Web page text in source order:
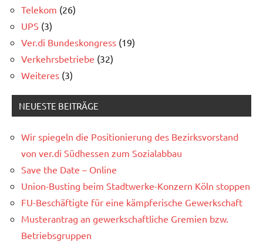
Telekom (26)
UPS (3)
Ver.di Bundeskongress (19)
Verkehrsbetriebe (32)
Weiteres (3)
NEUESTE BEITRÄGE
Wir spiegeln die Positionierung des Bezirksvorstand
von ver.di Südhessen zum Sozialabbau
Save the Date – Online
Union-Busting beim Stadtwerke-Konzern Köln stoppen
FU-Beschäftigte für eine kämpferische Gewerkschaft
Musterantrag an gewerkschaftliche Gremien bzw.
Betriebsgruppen